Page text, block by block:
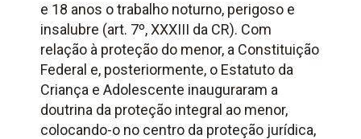
e 18 anos o trabalho noturno, perigoso e
insalubre (art. 7º, XXXIII da CR). Com
relação à proteção do menor, a Constituição
Federal e, posteriormente, o Estatuto da
Criança e Adolescente inauguraram a
doutrina da proteção integral ao menor,
colocando-o no centro da proteção jurídica,